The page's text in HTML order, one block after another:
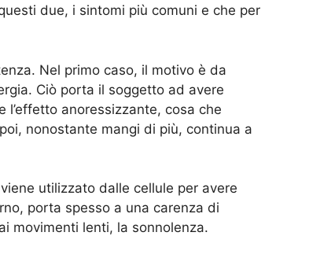
due, i sintomi più comuni e che per
Nel primo caso, il motivo è da
Ciò porta il soggetto ad avere
l’effetto anoressizzante, cosa che
nonostante mangi di più, continua a
utilizzato dalle cellule per avere
porta spesso a una carenza di
ai movimenti lenti, la sonnolenza.